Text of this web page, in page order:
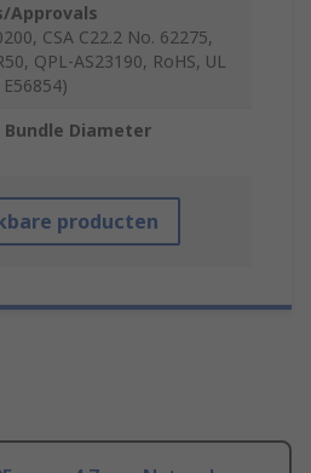
Approvals
CSA C22.2 No. 62275,
QPL-AS23190, RoHS, UL
Diameter
producten